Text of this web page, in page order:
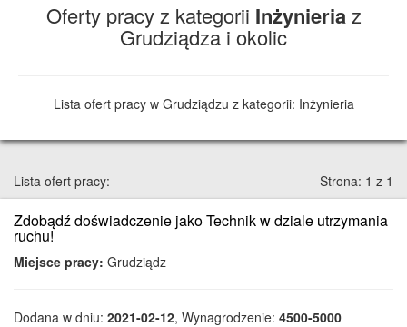
Oferty pracy z kategorii Inżynieria z
Grudziądza i okolic
Lista ofert pracy w Grudziądzu z kategorii: Inżynieria
Lista ofert pracy: Strona: 1 z 1
Zdobądź doświadczenie jako Technik w dziale utrzymania
ruchu!
Miejsce pracy: Grudziądz
Dodana w dniu: 2021-02-12, Wynagrodzenie: 4500-5000